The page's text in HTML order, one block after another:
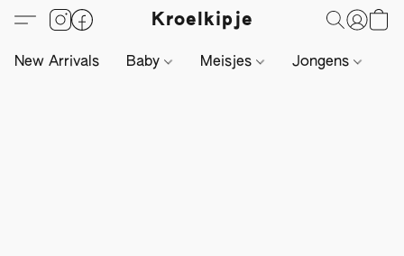
Kroelkipje
New Arrivals Baby Meisjes Jongens